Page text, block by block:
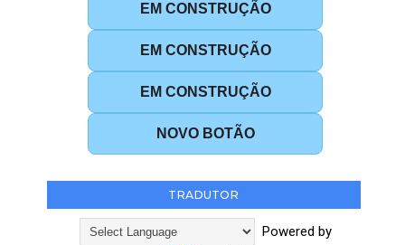
EM CONSTRUÇÃO
EM CONSTRUÇÃO
EM CONSTRUÇÃO
NOVO BOTÃO
TRADUTOR
Powered by